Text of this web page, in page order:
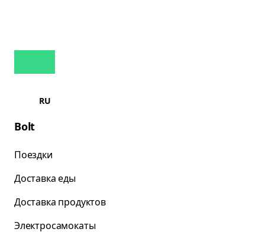
RU
Bolt
Поездки
Доставка еды
Доставка продуктов
Электросамокаты